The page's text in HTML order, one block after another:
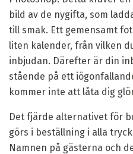
bild av de nygifta, som
till smak. Ett gemensamt
liten kalender, från vilken
inbjudan. Därefter är din
stående på ett
kommer inte att låta dig
Det fjärde alternativet för
görs i beställning i alla
Namnen på gästerna och